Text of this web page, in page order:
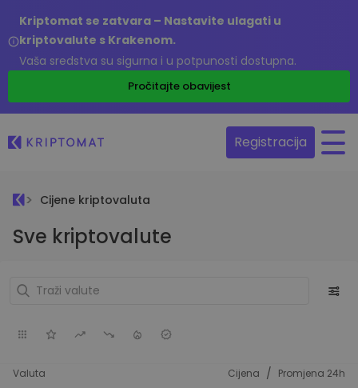
Kriptomat se zatvara – Nastavite ulagati u
kriptovalute s Krakenom.
Vaša sredstva su sigurna i u potpunosti dostupna.
Pročitajte obavijest
Registracija
Cijene kriptovaluta
Sve kriptovalute
Valuta Cijena / Promjena 24h